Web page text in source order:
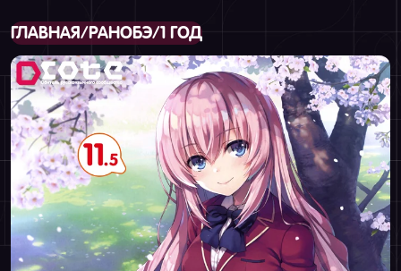
ГЛАВНАЯ/РАНОБЭ/1 ГОД